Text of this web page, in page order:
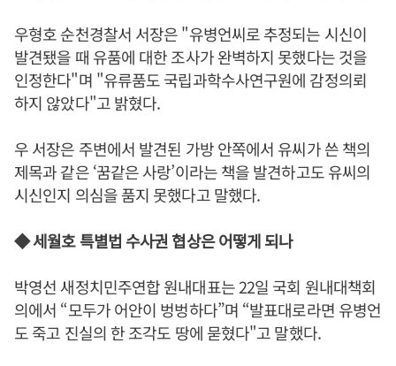
우형호 순천경찰서 서장은 "유병언씨로 추정되는 시신이
발견됐을 때 유품에 대한 조사가 완벽하지 못했다는 것을
인정한다"며 "유류품도 국립과학수사연구원에 감정의뢰
하지 않았다"고 밝혔다.
우 서장은 주변에서 발견된 가방 안쪽에서 유씨가 쓴 책의
제목과 같은 ‘꿈같은 사랑’이라는 책을 발견하고도 유씨의
시신인지 의심을 품지 못했다고 말했다.
◆ 세월호 특별법 수사권 협상은 어떻게 되나
박영선 새정치민주연합 원내대표는 22일 국회 원내대책회
의에서 “모두가 어안이 벙벙하다”며 “발표대로라면 유병언
도 죽고 진실의 한 조각도 땅에 묻혔다"고 말했다.